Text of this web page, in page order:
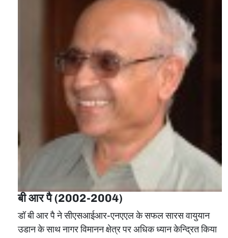
बी आर पै (2002-2004)
डॉ बी आर पै ने सीएसआईआर-एनएएल के सफल सारस वायुयान
उडान के साथ नागर विमानन क्षेत्र पर अधिक ध्‍यान केन्‍द्रित किया